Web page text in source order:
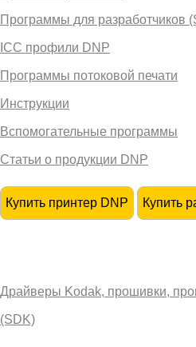
Программы для разработчиков
ICC профили DNP
Программы потоковой печати
Инструкции
Вспомогательные программы
Статьи о продукции DNP
Купить принтер DNP Купить
Драйверы Kodak, прошивки,
(SDK)